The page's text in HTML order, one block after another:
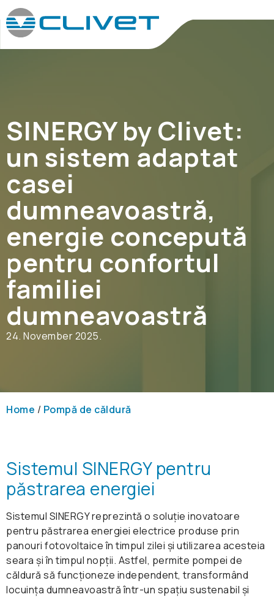
SINERGY by Clivet:
un sistem adaptat
casei
dumneavoastră,
energie concepută
pentru confortul
familiei
dumneavoastră
24. November 2025.
Home / Pompă de căldură
Sistemul SINERGY pentru
păstrarea energiei
Sistemul SINERGY reprezintă o soluție inovatoare
pentru păstrarea energiei electrice produse prin
panouri fotovoltaice în timpul zilei și utilizarea acesteia
seara și în timpul nopții. Astfel, permite pompei de
căldură să funcționeze independent, transformând
locuința dumneavoastră într-un spațiu sustenabil și